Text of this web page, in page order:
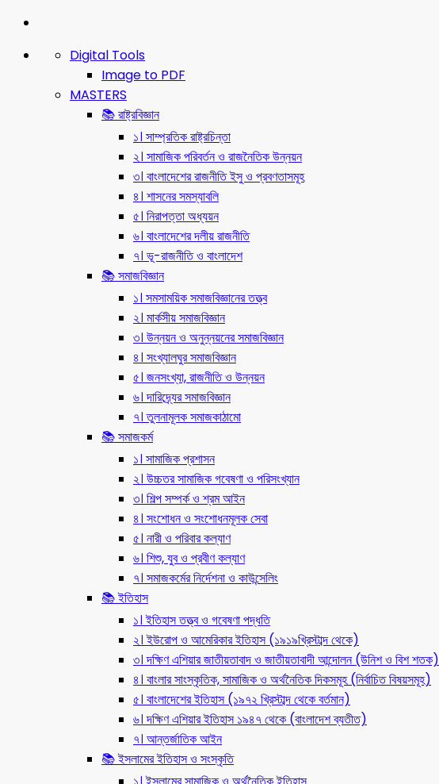
Digital Tools
Image to PDF
MASTERS
📚 রাষ্ট্রবিজ্ঞান
১। সাম্প্রতিক রাষ্ট্রচিন্তা
২। সামাজিক পরিবর্তন ও রাজনৈতিক উন্নয়ন
৩। বাংলাদেশের রাজনীতি ইসু ও প্রবণতাসমূহ
৪। শাসনের সমস্যাবলি
৫। নিরাপত্তা অধ্যয়ন
৬। বাংলাদেশের দলীয় রাজনীতি
৭। ভূ-রাজনীতি ও বাংলাদেশ
📚 সমাজবিজ্ঞান
১। সমসাময়িক সমাজবিজ্ঞানের তত্ত্ব
২। মার্কসীয় সমাজবিজ্ঞান
৩। উন্নয়ন ও অনুন্নয়নের সমাজবিজ্ঞান
৪। সংখ্যালঘুর সমাজবিজ্ঞান
৫। জনসংখ্যা, রাজনীতি ও উন্নয়ন
৬। দারিদ্র্যের সমাজবিজ্ঞান
৭। তুলনামূলক সমাজকাঠামো
📚 সমাজকর্ম
১। সামাজিক প্রশাসন
২। উচ্চতর সামাজিক গবেষণা ও পরিসংখ্যান
৩। শিল্প সম্পর্ক ও শ্রম আইন
৪। সংশোধন ও সংশোধনমূলক সেবা
৫। নারী ও পরিবার কল্যাণ
৬। শিশু, যুব ও প্রবীণ কল্যাণ
৭। সমাজকর্মের নির্দেশনা ও কাউন্সেলিং
📚 ইতিহাস
১। ইতিহাস তত্ত্ব ও গবেষণা পদ্ধতি
২। ইউরোপ ও আমেরিকার ইতিহাস (১৯১৯খ্রিস্টাব্দ থেকে)
৩। দক্ষিণ এশিয়ার জাতীয়তাবাদ ও জাতীয়তাবাদী আন্দোলন (উনিশ ও বিশ শতক)
৪। বাংলার সাংস্কৃতিক, সামাজিক ও অর্থনৈতিক দিকসমূহ (নির্বাচিত বিষয়সমূহ)
৫। বাংলাদেশের ইতিহাস (১৯৭২ খ্রিস্টাব্দ থেকে বর্তমান)
৬। দক্ষিণ এশিয়ার ইতিহাস ১৯৪৭ থেকে (বাংলাদেশ ব্যতীত)
৭। আন্তর্জাতিক আইন
📚 ইসলামের ইতিহাস ও সংস্কৃতি